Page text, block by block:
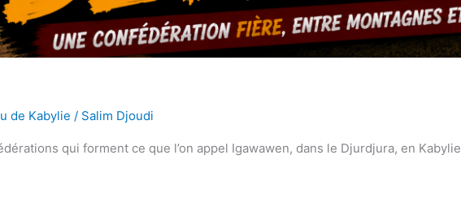
de Kabylie / Salim Djoudi
qui forment ce que l’on appel Igawawen, dans le Djurdjura, en Kabylie